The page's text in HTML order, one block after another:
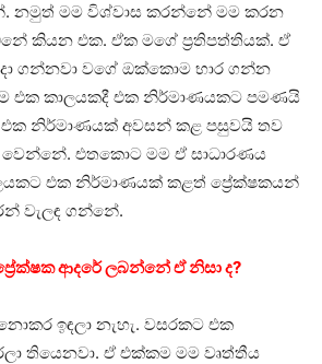
නමුත් මම විශ්වාස කරන්නේ මම කරන
කියන එක. ඒක මගේ ප්‍රතිපත්තියක්. ඒ
ගන්නවා වගේ ඔක්කොම භාර ගන්න
එක කාලයකදී එක නිර්මාණයකට පමණයි
නිර්මාණයක් අවසන් කළ පසුවයි තව
එතකොට මම ඒ සාධාරණය
එක නිර්මාණයක් කළත් ප්‍රේක්ෂකයන්
වැලඳ ගන්නේ.
ආදරේ ලබන්නේ ඒ නිසා ද?
ඉඳලා නැහැ. වසරකට එක
තියෙනවා. ඒ එක්කම මම වෘත්තීය